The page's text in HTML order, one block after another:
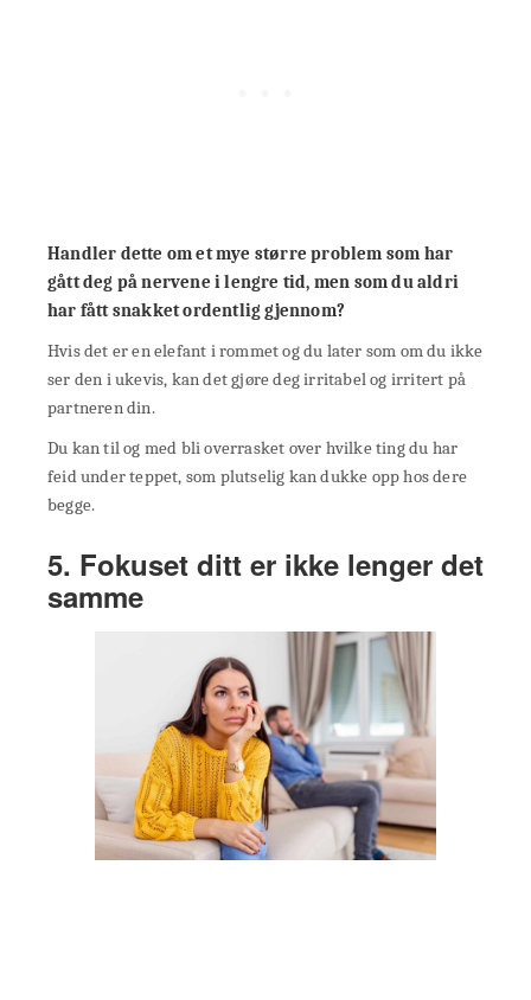
Handler dette om et mye større problem som har
gått deg på nervene i lengre tid, men som du aldri
har fått snakket ordentlig gjennom?
Hvis det er en elefant i rommet og du later som om du ikke
ser den i ukevis, kan det gjøre deg irritabel og irritert på
partneren din.
Du kan til og med bli overrasket over hvilke ting du har
feid under teppet, som plutselig kan dukke opp hos dere
begge.
5. Fokuset ditt er ikke lenger det
samme